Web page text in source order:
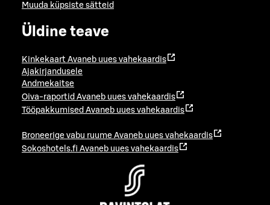
Muuda küpsiste sätteid
Üldine teave
Kinkekaart Avaneb uues vahekaardis
Ajakirjandusele
Andmekaitse
Oiva-raportid Avaneb uues vahekaardis
Tööpakkumised Avaneb uues vahekaardis
Broneerige vabu ruume Avaneb uues vahekaardis
Sokoshotels.fi Avaneb uues vahekaardis